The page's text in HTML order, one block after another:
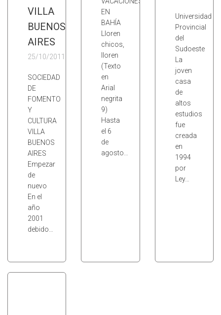
VILLA
BUENOS
AIRES
25/10/2011
SOCIEDAD
DE
FOMENTO
Y
CULTURA
VILLA
BUENOS
AIRES
Empezar
de
nuevo
En el
año
2001
debido…
EN
BAHÍA
Lloren
chicos,
lloren
(Texto
en
Arial
negrita
9)
Hasta
el 6
de
agosto…
Universidad
Provincial
del
Sudoeste
La
joven
casa
de
altos
estudios
fue
creada
en
1994
por
Ley…